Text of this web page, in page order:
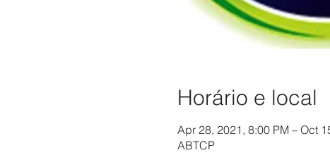
Horário e local
Apr 28, 2021, 8:00 PM – Oct
ABTCP